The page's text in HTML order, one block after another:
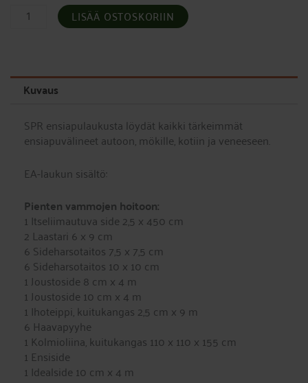
SPR
ensiapulaukkuLISÄÄ OSTOSKORIIN
Kuvaus
SPR ensiapulaukusta löydät kaikki tärkeimmät
ensiapuvälineet autoon, mökille, kotiin ja veneeseen.
EA-laukun sisältö:
Pienten vammojen hoitoon:
1 Itseliimautuva side 2,5 x 450 cm
2 Laastari 6 x 9 cm
6 Sideharsotaitos 7,5 x 7,5 cm
6 Sideharsotaitos 10 x 10 cm
1 Joustoside 8 cm x 4 m
1 Joustoside 10 cm x 4 m
1 Ihoteippi, kuitukangas 2,5 cm x 9 m
6 Haavapyyhe
1 Kolmioliina, kuitukangas 110 x 110 x 155 cm
1 Ensiside
1 Idealside 10 cm x 4 m